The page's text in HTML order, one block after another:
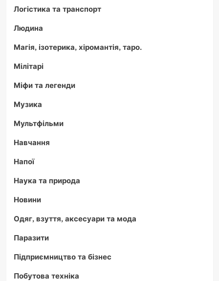
Логістика та транспорт
Людина
Магія, ізотерика, хіромантія, таро.
Мілітарі
Міфи та легенди
Музика
Мультфільми
Навчання
Напої
Наука та природа
Новини
Одяг, взуття, аксесуари та мода
Паразити
Підприємництво та бізнес
Побутова техніка